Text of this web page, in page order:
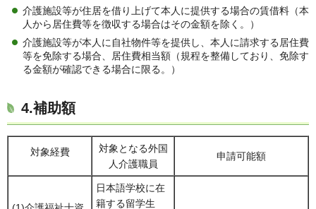
介護施設等が住居を借り上げて本人に提供する場合の賃借料（本
人から居住費等を徴収する場合はその金額を除く。）
介護施設等が本人に自社物件等を提供し、本人に請求する居住費
等を免除する場合、居住費相当額（規程を整備しており、免除す
る金額が確認できる場合に限る。）
4.補助額
対象経費
対象となる外国
人介護職員
申請可能額
日本語学校に在
籍する留学生